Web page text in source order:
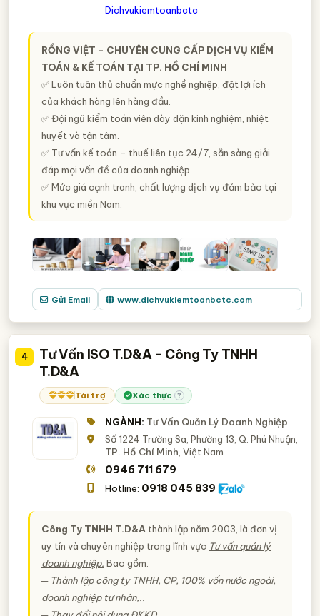
Dichvukiemtoanbctc
RỒNG VIỆT - CHUYÊN CUNG CẤP DỊCH VỤ KIỂM
TOÁN & KẾ TOÁN TẠI TP. HỒ CHÍ MINH
✅ Luôn tuân thủ chuẩn mực nghề nghiệp, đặt lợi ích
của khách hàng lên hàng đầu.
✅ Đội ngũ kiểm toán viên dày dặn kinh nghiệm, nhiệt
huyết và tận tâm.
✅ Tư vấn kế toán – thuế liên tục 24/7, sẵn sàng giải
đáp mọi vấn đề của doanh nghiệp.
✅ Mức giá cạnh tranh, chất lượng dịch vụ đảm bảo tại
khu vực miền Nam.
Gửi Email www.dichvukiemtoanbctc.com
4
Tư Vấn ISO T.D&A - Công Ty TNHH
T.D&A
Tài trợ Xác thực ?
NGÀNH: Tư Vấn Quản Lý Doanh Nghiệp
Số 1224 Trường Sa, Phường 13, Q. Phú Nhuận,
TP. Hồ Chí Minh , Việt Nam
0946 711 679
Hotline: 0918 045 839
Công Ty TNHH T.D&A thành lập năm 2003, là đơn vị
uy tín và chuyên nghiệp trong lĩnh vực Tư vấn quản lý
doanh nghiệp. Bao gồm:
─ Thành lập công ty TNHH, CP, 100% vốn nước ngoài,
doanh nghiệp tư nhân,..